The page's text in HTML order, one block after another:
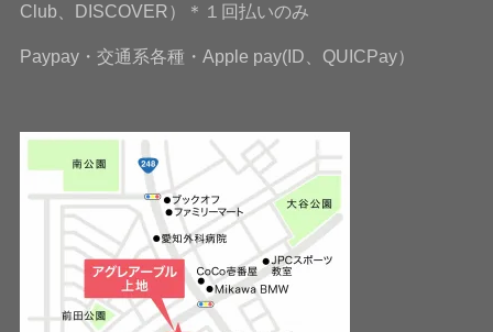
Club、DISCOVER）＊１回払いのみ
Paypay・交通系各種・Apple pay(ID、QUICPay）